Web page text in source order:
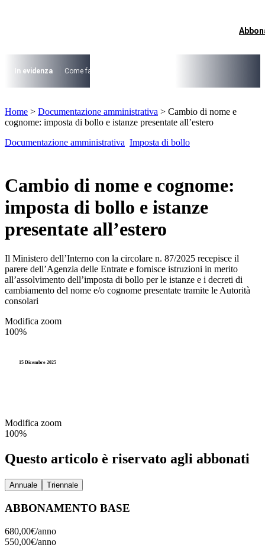
I più cercati
Lorem ipsum dolor sit amet consectetur
Lorem ipsum dolor sit amet consectetur
In evidenza Come fare per …
Lorem ipsum dolor sit amet consectetur
Home > Documentazione amministrativa > Cambio di nome e
cognome: imposta di bollo e istanze presentate all’estero
Documentazione amministrativa Imposta di bollo
Cambio di nome e cognome:
imposta di bollo e istanze
presentate all’estero
Il Ministero dell’Interno con la circolare n. 87/2025 recepisce il
parere dell’Agenzia delle Entrate e fornisce istruzioni in merito
all’assolvimento dell’imposta di bollo per le istanze e i decreti di
cambiamento del nome e/o cognome presentate tramite le Autorità
consolari
Modifica zoom
100%
15 Dicembre 2025
Modifica zoom
100%
Questo articolo è riservato agli abbonati
Annuale Triennale
ABBONAMENTO BASE
680,00€/anno
550,00€/anno